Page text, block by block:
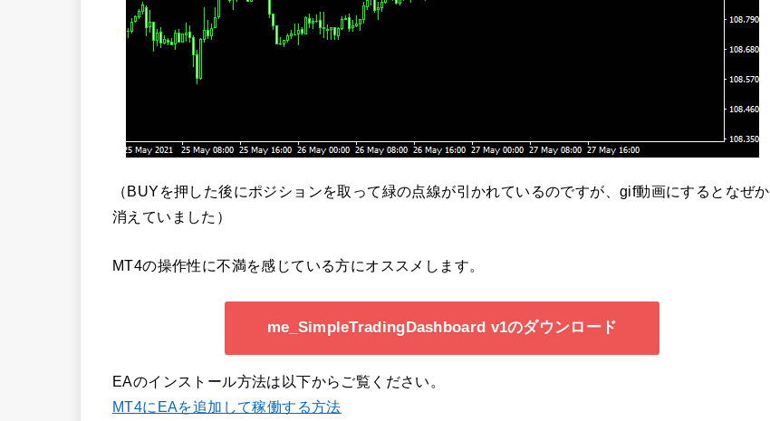
（BUYを押した後にポジションを取って緑の点線が引かれているのですが、gif動画にするとなぜか
消えていました）
MT4の操作性に不満を感じている方にオススメします。
me_SimpleTradingDashboard v1のダウンロード
EAのインストール方法は以下からご覧ください。
MT4にEAを追加して稼働する方法